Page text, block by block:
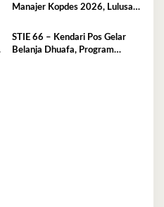
Manajer Kopdes 2026, Lulusan
STIE 66 – Kendari Pos Gelar
Belanja Dhuafa, Program